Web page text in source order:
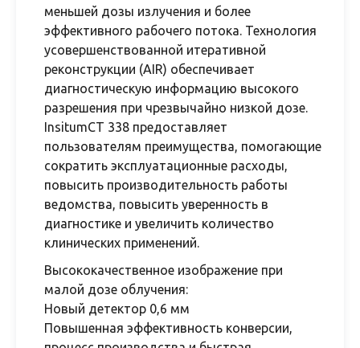
меньшей дозы излучения и более
эффективного рабочего потока. Технология
усовершенствованной итеративной
реконструкции (AIR) обеспечивает
диагностическую информацию высокого
разрешения при чрезвычайно низкой дозе.
InsitumCT 338 предоставляет
пользователям преимущества, помогающие
сократить эксплуатационные расходы,
повысить производительность работы
ведомства, повысить уверенность в
диагностике и увеличить количество
клинических применений.
Высококачественное изображение при
малой дозе облучения:
Новый детектор 0,6 мм
Повышенная эффективность конверсии,